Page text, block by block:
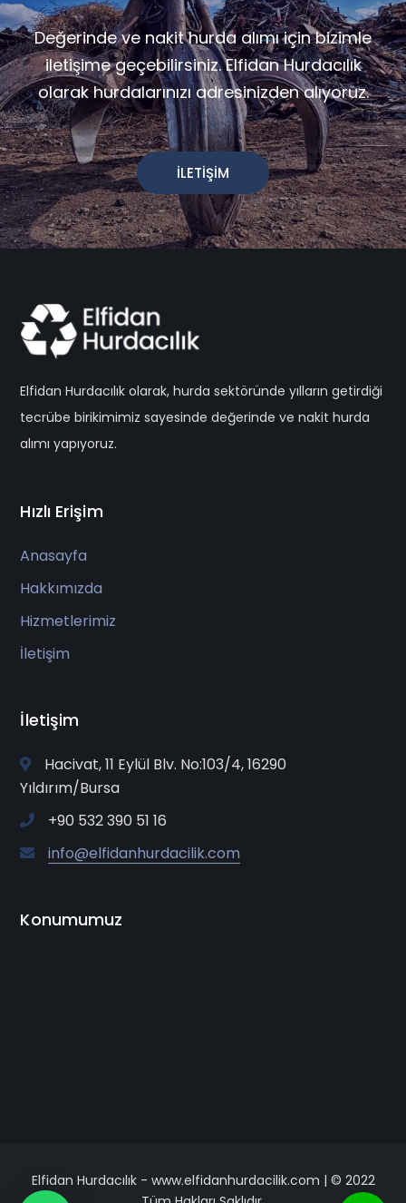
Değerinde ve nakit hurda alımı için bizimle
iletişime geçebilirsiniz. Elfidan Hurdacılık
olarak hurdalarınızı adresinizden alıyoruz.
İLETİŞİM
Elfidan Hurdacılık olarak, hurda sektöründe yılların getirdiği
tecrübe birikimimiz sayesinde değerinde ve nakit hurda
alımı yapıyoruz.
Hızlı Erişim
Anasayfa
Hakkımızda
Hizmetlerimiz
İletişim
İletişim
Hacivat, 11 Eylül Blv. No:103/4, 16290
Yıldırım/Bursa
+90 532 390 51 16
info@elfidanhurdacilik.com
Konumumuz
Elfidan Hurdacılık - www.elfidanhurdacilik.com | © 2022